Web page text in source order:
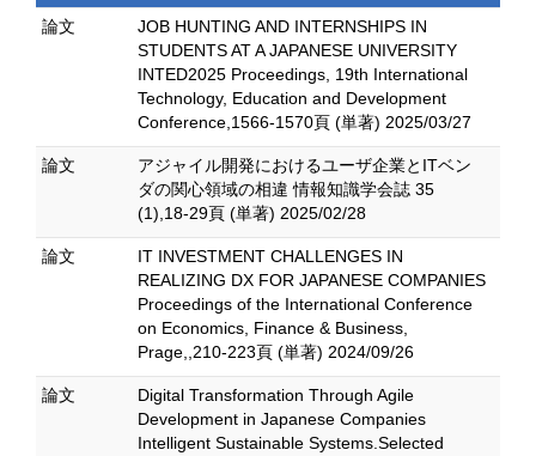
論文
JOB HUNTING AND INTERNSHIPS IN
STUDENTS AT A JAPANESE UNIVERSITY
INTED2025 Proceedings, 19th International
Technology, Education and Development
Conference,1566-1570頁 (単著) 2025/03/27
論文
アジャイル開発におけるユーザ企業とITベン
ダの関心領域の相違 情報知識学会誌 35
(1),18-29頁 (単著) 2025/02/28
論文
IT INVESTMENT CHALLENGES IN
REALIZING DX FOR JAPANESE COMPANIES
Proceedings of the International Conference
on Economics, Finance & Business,
Prage,,210-223頁 (単著) 2024/09/26
論文
Digital Transformation Through Agile
Development in Japanese Companies
Intelligent Sustainable Systems.Selected